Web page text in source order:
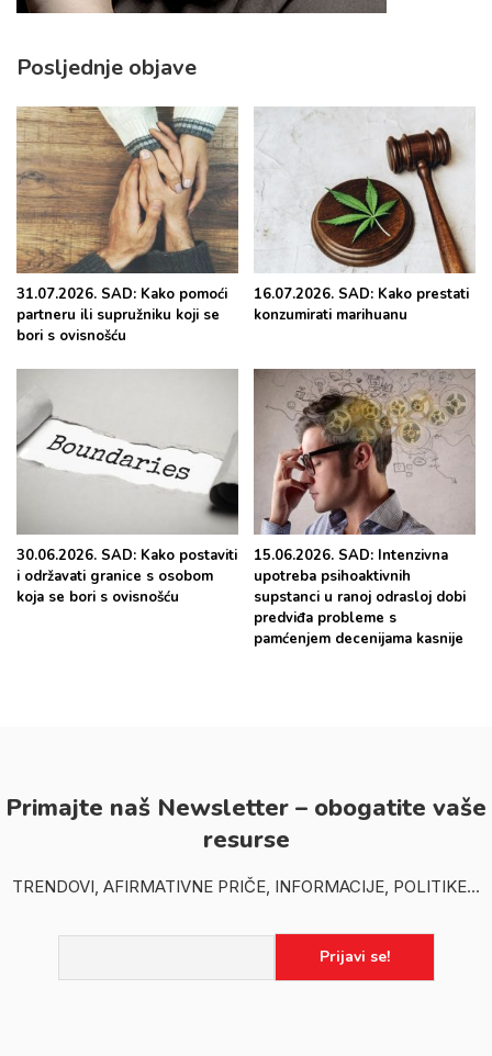
Posljednje objave
31.07.2026. SAD: Kako pomoći
partneru ili supružniku koji se
bori s ovisnošću
16.07.2026. SAD: Kako prestati
konzumirati marihuanu
30.06.2026. SAD: Kako postaviti
i održavati granice s osobom
koja se bori s ovisnošću
15.06.2026. SAD: Intenzivna
upotreba psihoaktivnih
supstanci u ranoj odrasloj dobi
predviđa probleme s
pamćenjem decenijama kasnije
Primajte naš Newsletter – obogatite vaše
resurse
TRENDOVI, AFIRMATIVNE PRIČE, INFORMACIJE, POLITIKE...